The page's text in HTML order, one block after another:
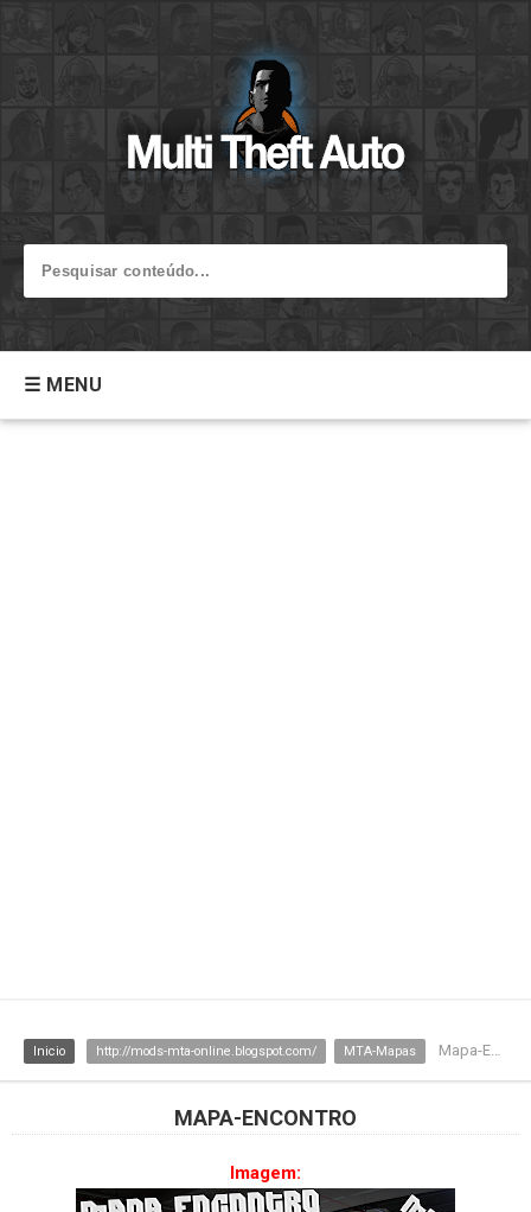
☰ MENU
Inicio http://mods-mta-online.blogspot.com/ MTA-Mapas Mapa-Encontro
MAPA-ENCONTRO
Imagem: